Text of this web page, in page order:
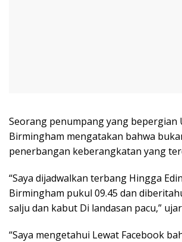
Seorang penumpang yang bepergian
Birmingham mengatakan bahwa
penerbangan keberangkatan yang
“Saya dijadwalkan terbang Hingga
Birmingham pukul 09.45 dan
salju dan kabut Di landasan pacu,”
“Saya mengetahui Lewat Facebook